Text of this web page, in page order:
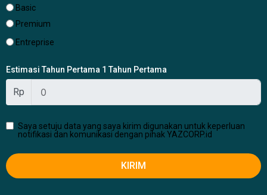
Basic
Premium
Entreprise
Estimasi Tahun Pertama 1 Tahun Pertama
Rp
Saya setuju data yang saya kirim digunakan untuk keperluan
notifikasi dan komunikasi dengan pihak YAZCORP.id
KIRIM